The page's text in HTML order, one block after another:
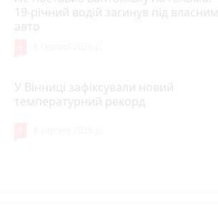
19-річний водій загинув під власним
авто
У Вінниці зафіксували новий
температурний рекорд